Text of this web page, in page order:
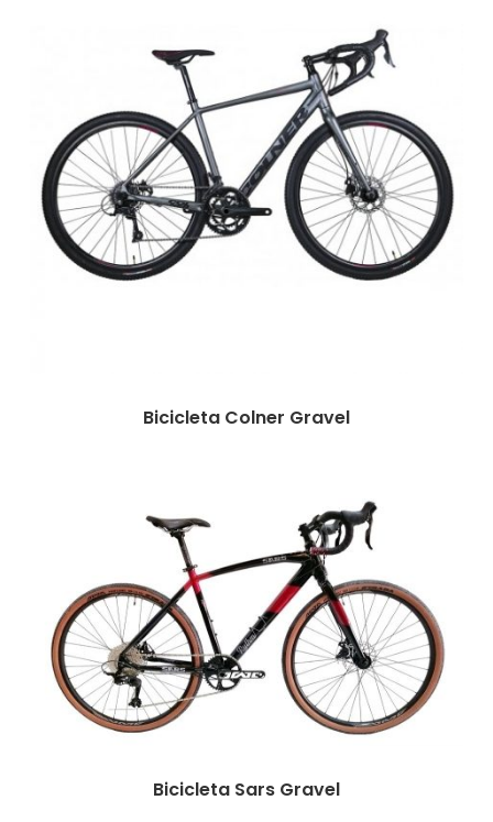
Bicicleta Colner Gravel
Bicicleta Sars Gravel